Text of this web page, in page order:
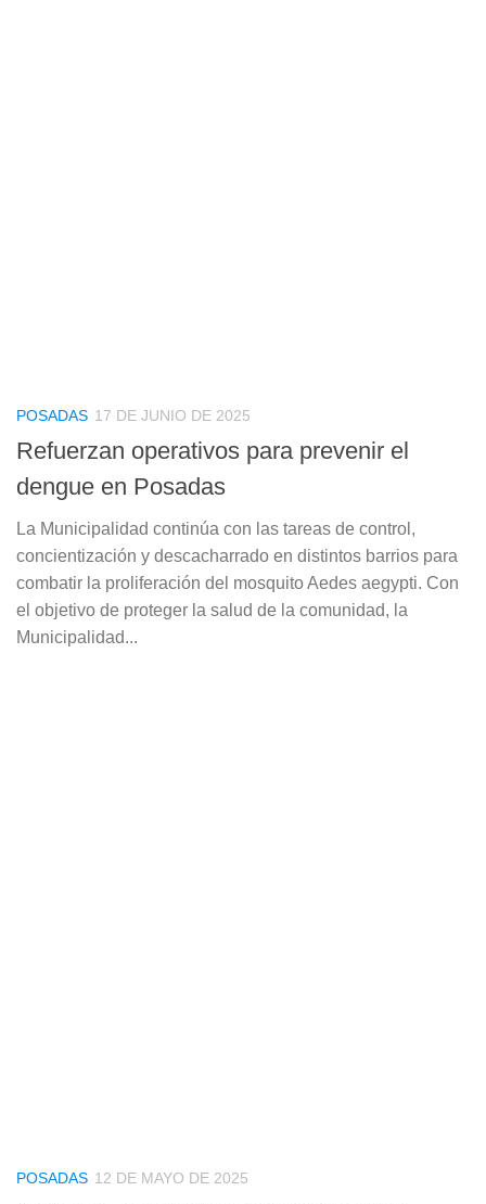
POSADAS 17 DE JUNIO DE 2025
Refuerzan operativos para prevenir el
dengue en Posadas
La Municipalidad continúa con las tareas de control,
concientización y descacharrado en distintos barrios para
combatir la proliferación del mosquito Aedes aegypti. Con
el objetivo de proteger la salud de la comunidad, la
Municipalidad...
POSADAS 12 DE MAYO DE 2025